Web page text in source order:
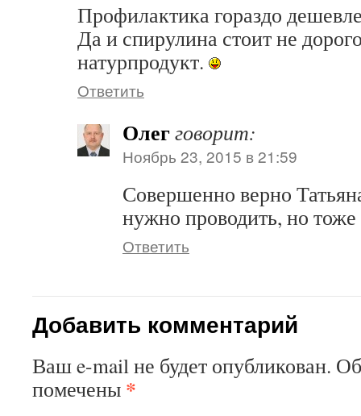
Профилактика гораздо
Да и спирулина стоит не
натурпродукт.
Ответить
Олегговорит:
Ноябрь 23, 2015 в 21:59
Совершенно верно
нужно проводить, но
Ответить
Добавить комментарий
Ваш e-mail не будет опубликован.
помечены *